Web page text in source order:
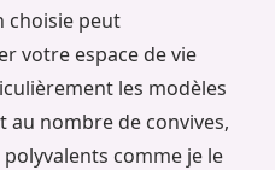
choisie peut
votre espace de vie
les modèles
au nombre de convives,
comme je le